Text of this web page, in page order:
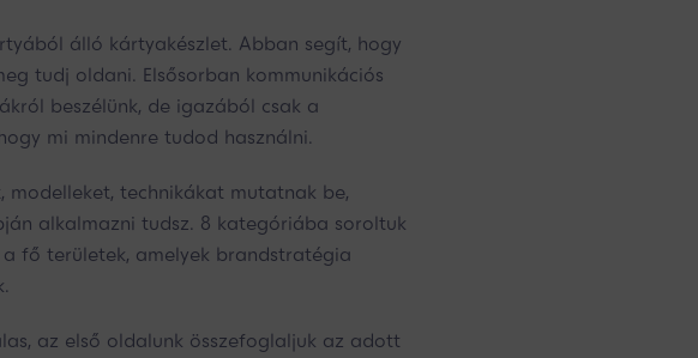
álló kártyakészlet. Abban segít, hogy
tudj oldani. Elsősorban kommunikációs
beszélünk, de igazából csak a
mi mindenre tudod használni.
modelleket, technikákat mutatnak be,
alkalmazni tudsz. 8 kategóriába soroltuk
fő területek, amelyek brandstratégia
az első oldalunk összefoglaljuk az adott